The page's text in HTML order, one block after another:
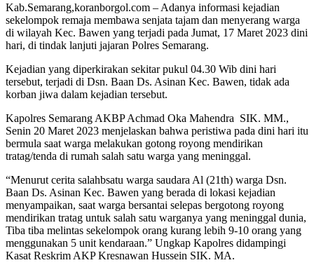
Kab.Semarang,koranborgol.com – Adanya informasi kejadian
sekelompok remaja membawa senjata tajam dan menyerang warga
di wilayah Kec. Bawen yang terjadi pada Jumat, 17 Maret 2023 dini
hari, di tindak lanjuti jajaran Polres Semarang.
Kejadian yang diperkirakan sekitar pukul 04.30 Wib dini hari
tersebut, terjadi di Dsn. Baan Ds. Asinan Kec. Bawen, tidak ada
korban jiwa dalam kejadian tersebut.
Kapolres Semarang AKBP Achmad Oka Mahendra SIK. MM.,
Senin 20 Maret 2023 menjelaskan bahwa peristiwa pada dini hari itu
bermula saat warga melakukan gotong royong mendirikan
tratag/tenda di rumah salah satu warga yang meninggal.
“Menurut cerita salahbsatu warga saudara Al (21th) warga Dsn.
Baan Ds. Asinan Kec. Bawen yang berada di lokasi kejadian
menyampaikan, saat warga bersantai selepas bergotong royong
mendirikan tratag untuk salah satu warganya yang meninggal dunia,
Tiba tiba melintas sekelompok orang kurang lebih 9-10 orang yang
menggunakan 5 unit kendaraan.” Ungkap Kapolres didampingi
Kasat Reskrim AKP Kresnawan Hussein SIK. MA.